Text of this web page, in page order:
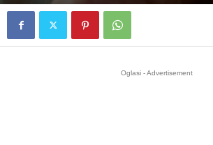
Oglasi - Advertisement